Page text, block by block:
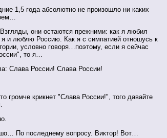
1,5 года абсолютно не произошло ни каких
они остаются прежними: как я любил
я и люблю Россию. Как я с симпатией отношусь к
условно говоря…поэтому, если я сейчас
то я…
Слава России! Слава России!
громче крикнет "Слава России!", того давайте
По последнему вопросу. Виктор! Вот…